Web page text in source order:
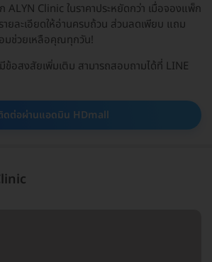
ALYN Clinic ในราคาประหยัดกว่า เมื่อจองแพ็ก
ายละเอียดให้อ่านครบถ้วน ส่วนลดเพียบ แถม
มช่วยเหลือคุณทุกวัน!
ข้อสงสัยเพิ่มเติม สามารถสอบถามได้ที่ LINE
ดต่อผ่านแอดมิน HDmall